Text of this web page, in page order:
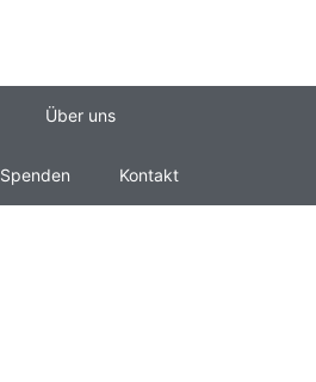
Über uns
Spenden Kontakt